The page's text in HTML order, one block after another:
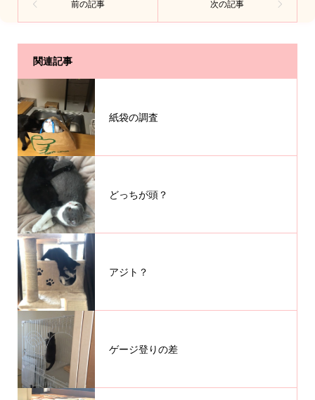
関連記事
紙袋の調査
どっちが頭？
アジト？
ゲージ登りの差